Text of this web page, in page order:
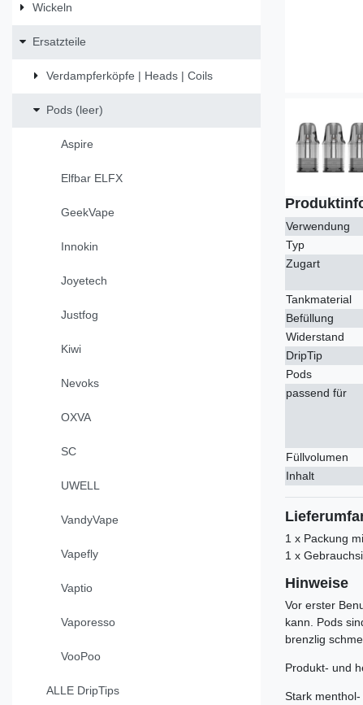
Wickeln
Ersatzteile
Verdampferköpfe | Heads | Coils
Pods (leer)
Aspire
Elfbar ELFX
GeekVape
Innokin
Joyetech
Justfog
Kiwi
Nevoks
OXVA
SC
UWELL
VandyVape
Vapefly
Vaptio
Vaporesso
VooPoo
ALLE DripTips
Verwendung
Typ
Zugart
Tankmaterial
Befüllung
Widerstand
DripTip
Pods
passend für
Füllvolumen
Inhalt
1 x Packung
1 x
Hinweise
Vor erster
kann. Pods
brenzlig
Produkt- und
Stark